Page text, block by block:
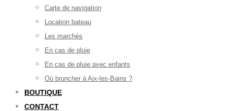
Carte de navigation
Location bateau
Les marchés
En cas de pluie
En cas de pluie avec enfants
Où bruncher à Aix-les-Bains ?
BOUTIQUE
CONTACT